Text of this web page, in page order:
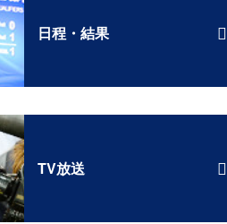
日程・結果
TV放送